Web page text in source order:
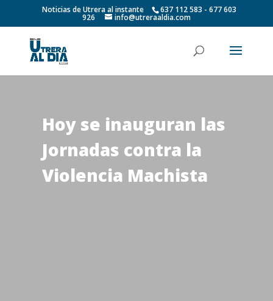
Noticias de Utrera al instante 637 112 583 - 677 603
926 info@utreraaldia.com
Hoy se inauguran las
Jornadas contra la
Violencia Machista